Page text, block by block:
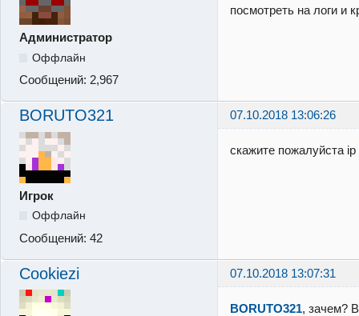
Администратор
Оффлайн
Сообщений: 2,967
посмотреть на логи и
BORUTO321 07.10.2018 13:06:26
Игрок
Оффлайн
Сообщений: 42
скажите пожалуйста ip
Cookiezi 07.10.2018 13:07:31
BORUTO321, зачем?